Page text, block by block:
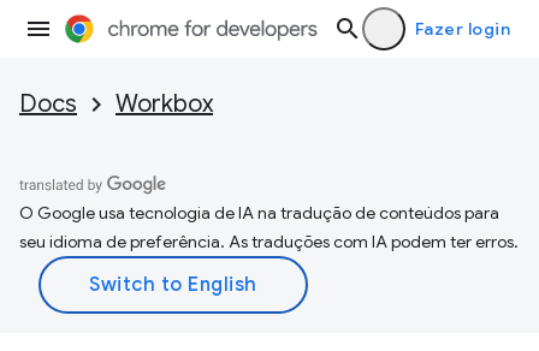
Fazer login
Docs Workbox
O Google usa tecnologia de IA na tradução de conteúdos para
seu idioma de preferência. As traduções com IA podem ter erros.